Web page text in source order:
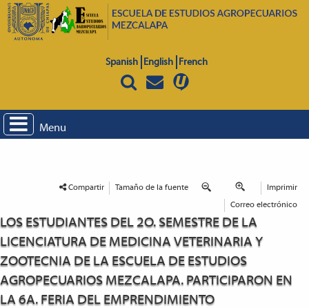
Spanish English French
Menu
Compartir Tamaño de la fuente Imprimir
Correo electrónico
LOS ESTUDIANTES DEL 2O. SEMESTRE DE LA
LICENCIATURA DE MEDICINA VETERINARIA Y
ZOOTECNIA DE LA ESCUELA DE ESTUDIOS
AGROPECUARIOS MEZCALAPA. PARTICIPARON EN
LA 6A. FERIA DEL EMPRENDIMIENTO